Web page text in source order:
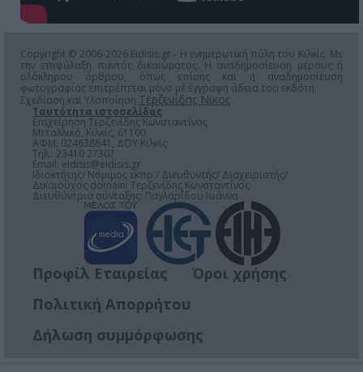
Copyright © 2006-2026 Eidisis.gr - Η ενημερωτική πύλη του Κιλκίς. Με
την επιφύλαξη παντός δικαιώματος. Η αναδημοσίευση μέρους ή
ολόκληρου άρθρου, όπως επίσης και η αναδημοσίευση
φωτογραφίας επιτρέπεται μόνο μέ έγγραφη άδεια του εκδότη.
Σχεδίαση και Υλοποίηση Τερζενίδης Νικος
Ταυτότητα ιστοσελίδας
Επιχείρηση Τερζενίδης Κωνσταντίνος
Μεταλλικό, Κιλκίς, 61100
ΑΦΜ: 024638641, ΔΟΥ Κιλκίς
Τηλ.: 23410 27307
Email: eidisis@eidisis.gr
Ιδιοκτήτης/ Νόμιμος εκπρ./ Διευθυντής/ Διαχειριστής/
Δικαιούχος domain: Τερζενίδης Κωνσταντίνος
Διευθύντρια σύνταξης: Παγλαρίδου Ιωάννα
Προφίλ Εταιρείας
Όροι χρήσης
Πολιτική Απορρήτου
Δήλωση συμμόρφωσης